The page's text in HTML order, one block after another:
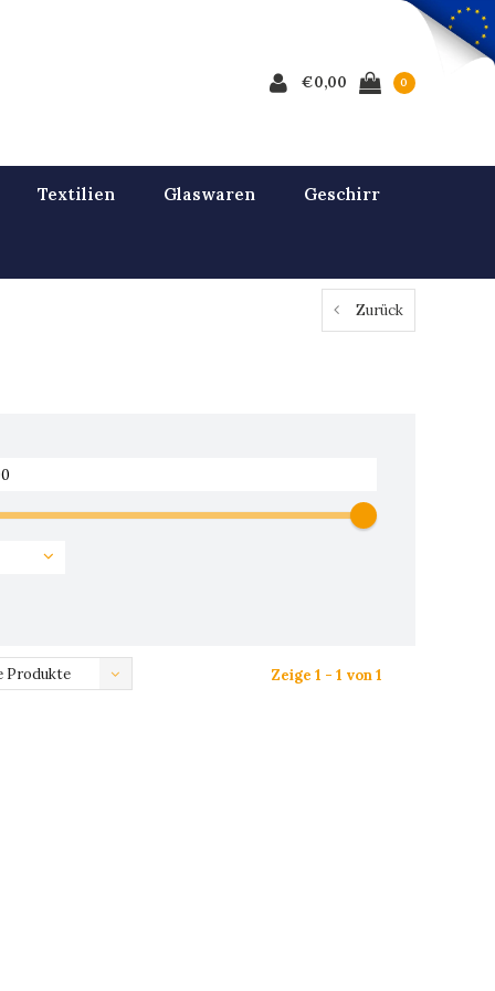
€0,00 0
Textilien Glaswaren Geschirr
Zurück
Produkte Zeige 1 - 1 von 1